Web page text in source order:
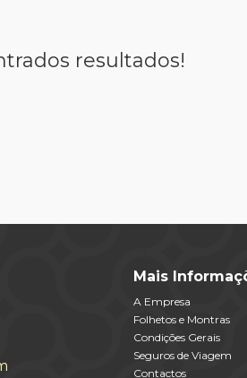
resultados!
Mais
A Empresa
Folhetos e Montras
Condições Gerais
Seguros de Viagem
Contactos